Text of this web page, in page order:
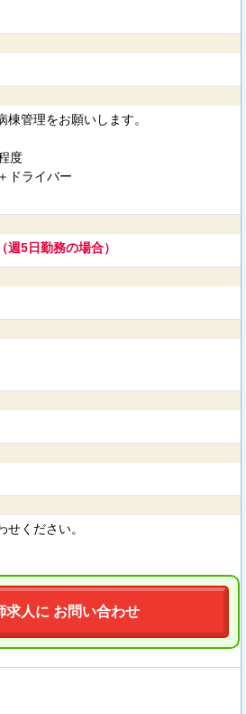
管理をお願いします。
度
ドライバー
5日勤務の場合）
ください。
求人に お問い合わせ